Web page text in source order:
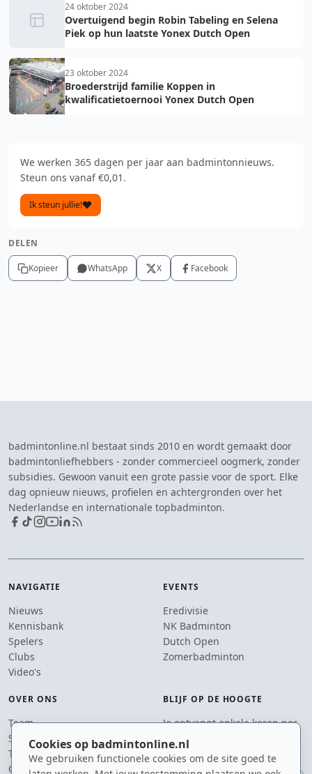
Cookies op badmintonline.nl
We gebruiken functionele cookies om de site goed te
24 oktober 2024
Overtuigend begin Robin Tabeling en Selena
Piek op hun laatste Yonex Dutch Open
23 oktober 2024
Broederstrijd familie Koppen in
kwalificatietoernooi Yonex Dutch Open
We werken 365 dagen per jaar aan badmintonnieuws.
Steun ons vanaf €0,01.
Ik steun jullie!
DELEN
Kopieer WhatsApp X Facebook
badmintonline.nl bestaat sinds 2010 en wordt gemaakt door
badmintonliefhebbers - zonder commercieel oogmerk, zonder
subsidies. Gewoon vanuit een grote passie voor de sport. Elke
dag opnieuw nieuws, profielen en achtergronden over het
Nederlandse en internationale topbadminton.
NAVIGATIE
Nieuws
Kennisbank
Spelers
Clubs
Video's
EVENTS
Eredivisie
NK Badminton
Dutch Open
Zomerbadminton
OVER ONS
Team
Supporters
Tip de redactie
Contact
BLIJF OP DE HOOGTE
Je ontvangt enkele keren per
jaar een e-mail met het
laatste badmintonnieuws.